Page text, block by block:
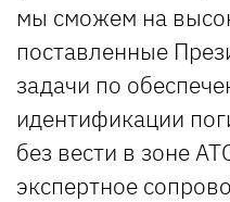
мы сможем на
поставленные
задачи по
идентификации
без вести в зоне
экспертное